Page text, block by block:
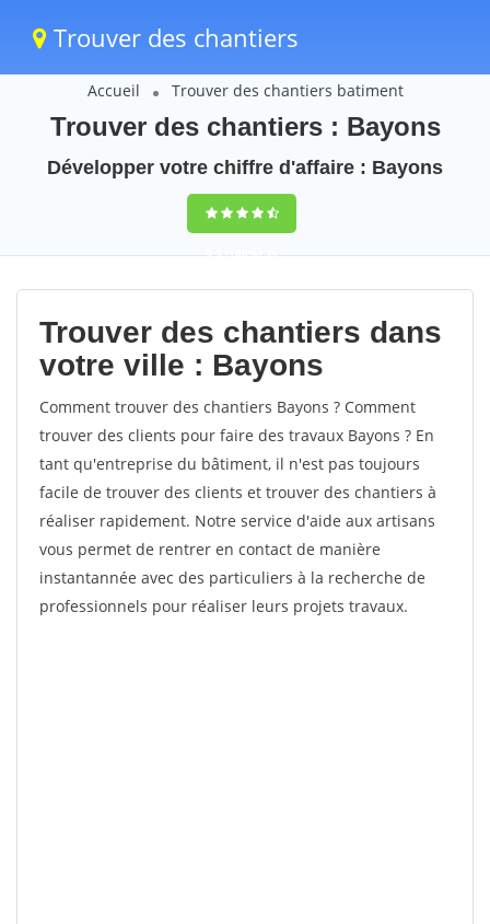
Trouver des chantiers
Accueil Trouver des chantiers batiment
Trouver des chantiers : Bayons
Développer votre chiffre d'affaire : Bayons
9,5(100%)39
votes
Trouver des chantiers dans
votre ville : Bayons
Comment trouver des chantiers Bayons ? Comment
trouver des clients pour faire des travaux Bayons ? En
tant qu'entreprise du bâtiment, il n'est pas toujours
facile de trouver des clients et trouver des chantiers à
réaliser rapidement. Notre service d'aide aux artisans
vous permet de rentrer en contact de manière
instantannée avec des particuliers à la recherche de
professionnels pour réaliser leurs projets travaux.